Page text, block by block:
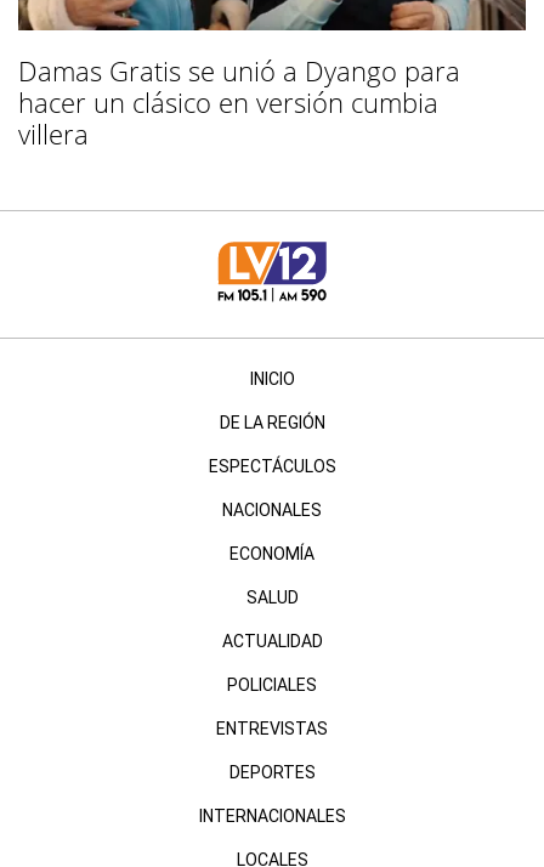
Damas Gratis se unió a Dyango para
hacer un clásico en versión cumbia
villera
INICIO
DE LA REGIÓN
ESPECTÁCULOS
NACIONALES
ECONOMÍA
SALUD
ACTUALIDAD
POLICIALES
ENTREVISTAS
DEPORTES
INTERNACIONALES
LOCALES